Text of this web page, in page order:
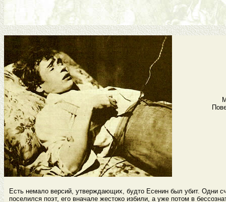
Есть немало версий, утверждающих, будто Есенин был убит. Одни
поселился поэт, его вначале жестоко избили, а уже потом в